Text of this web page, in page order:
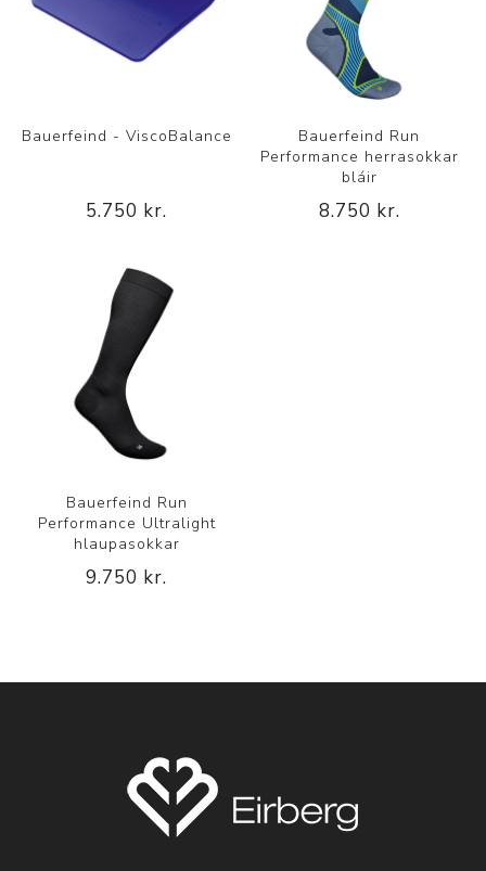
Bauerfeind - ViscoBalance
5.750 kr.
Bauerfeind Run
Performance herrasokkar
bláir
8.750 kr.
Bauerfeind Run
Performance Ultralight
hlaupasokkar
9.750 kr.